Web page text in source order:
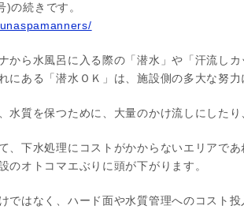
の続きです。
から水風呂に入る際の「潜水」や「汗流し
にある「潜水ＯＫ」は、施設側の多大な努力
水質を保つために、大量のかけ流しにしたり
、下水処理にコストがかからないエリアで
のオトコマエぶりに頭が下がります。
ではなく、ハード面や水質管理へのコスト投